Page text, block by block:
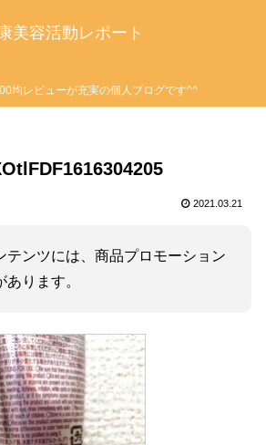
美容活動レポート
均レビューが充実の個人ブログです^^
2021.03.21
ンツには、商品プロモーション
ります。